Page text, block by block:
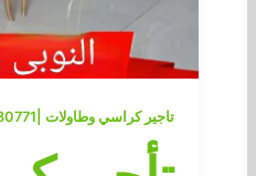
تاجير كراسي وطاولات |65080771 | الابداع